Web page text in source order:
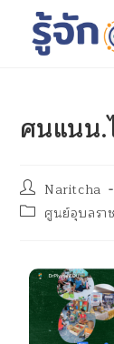
ศนแนน.
Naritcha
ศูนย์อุบลรา